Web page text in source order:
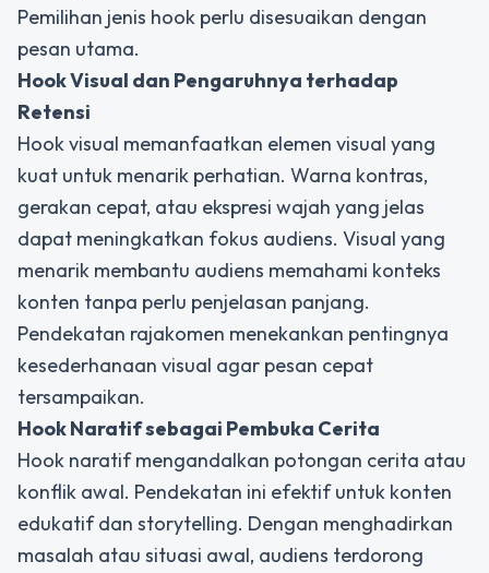
Pemilihan jenis hook perlu disesuaikan dengan
pesan utama.
Hook Visual dan Pengaruhnya terhadap
Retensi
Hook visual memanfaatkan elemen visual yang
kuat untuk menarik perhatian. Warna kontras,
gerakan cepat, atau ekspresi wajah yang jelas
dapat meningkatkan fokus audiens. Visual yang
menarik membantu audiens memahami konteks
konten tanpa perlu penjelasan panjang.
Pendekatan rajakomen menekankan pentingnya
kesederhanaan visual agar pesan cepat
tersampaikan.
Hook Naratif sebagai Pembuka Cerita
Hook naratif mengandalkan potongan cerita atau
konflik awal. Pendekatan ini efektif untuk konten
edukatif dan storytelling. Dengan menghadirkan
masalah atau situasi awal, audiens terdorong